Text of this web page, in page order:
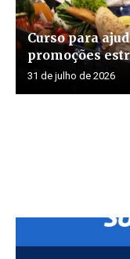
Curso para
promoções
31 de julho de 2026